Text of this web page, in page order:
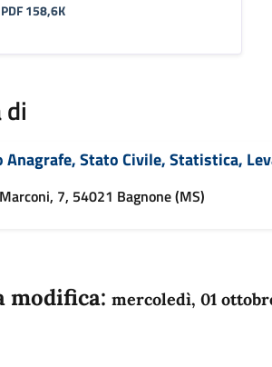
PDF 158,6K
di
Anagrafe, Stato Civile, Statistica,
7, 54021 Bagnone (MS)
modifica: mercoledì, 01